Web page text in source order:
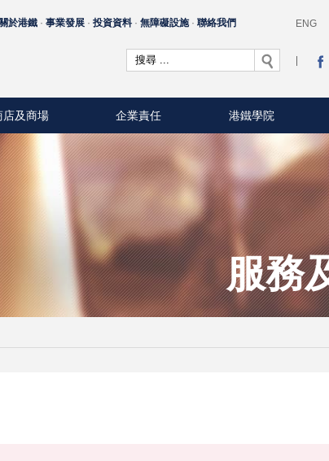
關於港鐵 事業發展 投資資料 無障礙設施 聯絡我們 ENG
店及商場 企業責任 港鐵學院
服務